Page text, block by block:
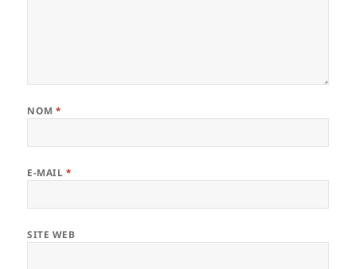
NOM*
E-MAIL *
SITE WEB